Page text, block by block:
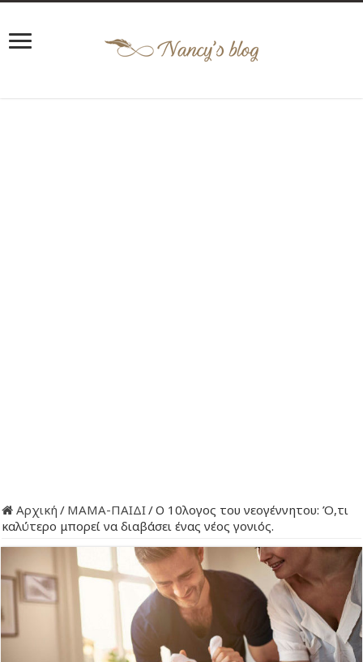
Αρχική / ΜΑΜΑ-ΠΑΙΔΙ/Ο 10λογος του νεογέννητου: Ό,τι
καλύτερο μπορεί να διαβάσει ένας νέος γονιός.